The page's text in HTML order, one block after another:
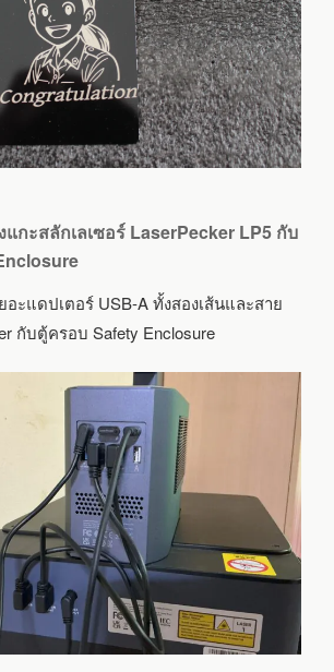
แกะสลักเลเซอร์ LaserPecker LP5 กับ
อะแดปเตอร์ USB-A ทั้งสองเส้นและสาย
กับตู้ครอบ Safety Enclosure